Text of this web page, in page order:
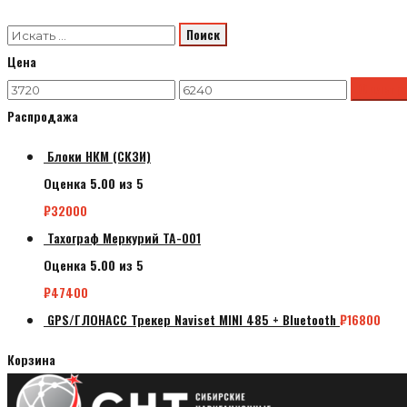
Цена
Минимальная
цена
Максимальная
Распродажа
Блоки НКМ (СКЗИ)
Оценка 5.00 из 5
₽32000
Тахограф Меркурий ТА-001
Оценка 5.00 из 5
₽47400
GPS/ГЛОНАСС Трекер Naviset MINI 485 + Bluetooth ₽16800
Корзина